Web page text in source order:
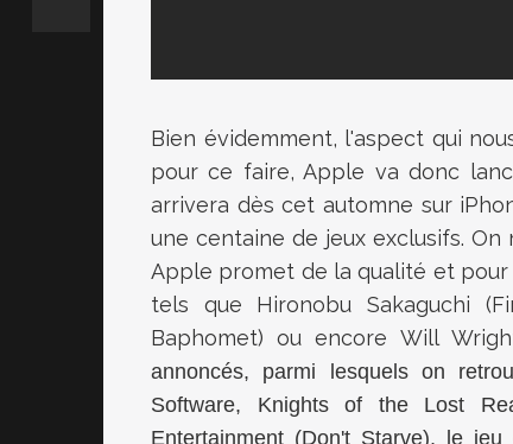
Bien évidemment, l'aspect qui
pour ce faire, Apple va donc
arrivera dès cet automne sur
une centaine de jeux exclusifs.
Apple promet de la qualité et pour
tels que Hironobu Sakaguchi
Baphomet) ou encore Will
annoncés, parmi lesquels on
Software, Knights of the Lost
Entertainment (Don't Starve), le jeu